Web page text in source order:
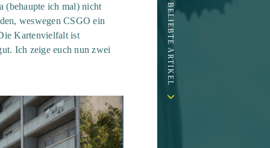
BELIEBTE ARTIKEL
(behaupte ich mal) nicht
weswegen CSGO ein
Kartenvielfalt ist
Ich zeige euch nun zwei